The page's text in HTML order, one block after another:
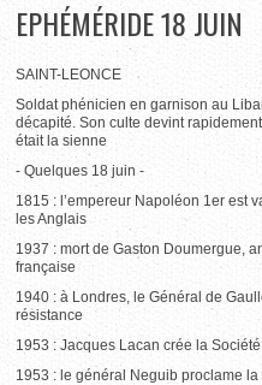
EPHÉMÉRIDE 18 JUIN
SAINT-LEONCE
Soldat phénicien en garnison au
décapité. Son culte devint
était la sienne
- Quelques 18 juin -
1815 : l’empereur Napoléon 1er est
les Anglais
1937 : mort de Gaston Doumergue,
française
1940 : à Londres, le Général de
résistance
1953 : Jacques Lacan crée la
1953 : le général Neguib proclame